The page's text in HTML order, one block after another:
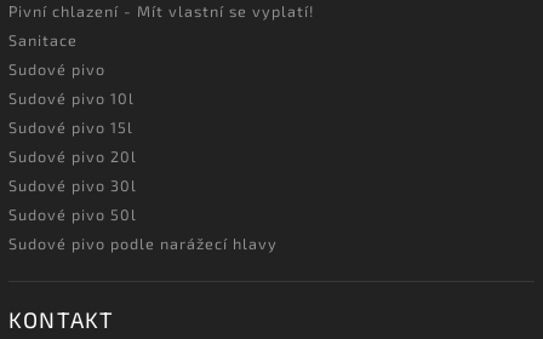
Pivní chlazení - Mít vlastní se vyplatí!
Sanitace
Sudové pivo
Sudové pivo 10l
Sudové pivo 15l
Sudové pivo 20l
Sudové pivo 30l
Sudové pivo 50l
Sudové pivo podle narážecí hlavy
KONTAKT